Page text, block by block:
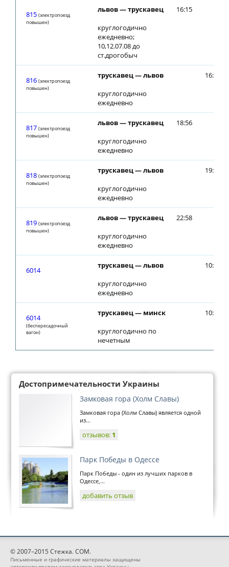
815 (электропоезд
повышен)
львов — трускавец
круглогодично
ежедневно;
10,12.07.08 до
ст.дрогобыч
16:15
816 (электропоезд
повышен)
трускавец — львов
круглогодично
ежедневно
16:28
817 (электропоезд
повышен)
львов — трускавец
круглогодично
ежедневно
18:56
818 (электропоезд
повышен)
трускавец — львов
круглогодично
ежедневно
19:20
819 (электропоезд
повышен)
львов — трускавец
круглогодично
ежедневно
22:58
6014
трускавец — львов
круглогодично
ежедневно
10:54
6014
(беспересадочный
вагон)
трускавец — минск
круглогодично по
нечетным
10:54
Достопримечательности Украины
Замковая гора (Холм Славы)
Замковая гора (Холм Славы) является одной
из...
отзывов: 1
Парк Победы в Одессе
Парк Победы - один из лучших парков в
Одессе,...
добавить отзыв
© 2007–2015 Стежка. COM.
Письменные и графические материалы защищены